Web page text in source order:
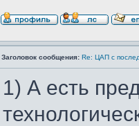
Заголовок сообщения: Re: ЦАП с
1) А есть